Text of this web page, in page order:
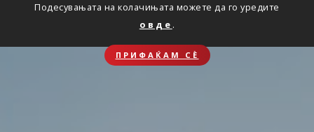
Подесувањата на колачињата можете да го уредите
овде .
ПРИФАЌАМ СЀ